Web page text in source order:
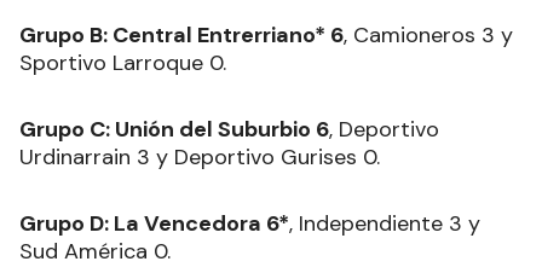
Grupo B: Central Entrerriano* 6, Camioneros 3 y
Sportivo Larroque 0.
Grupo C: Unión del Suburbio 6, Deportivo
Urdinarrain 3 y Deportivo Gurises 0.
Grupo D: La Vencedora 6*, Independiente 3 y
Sud América 0.